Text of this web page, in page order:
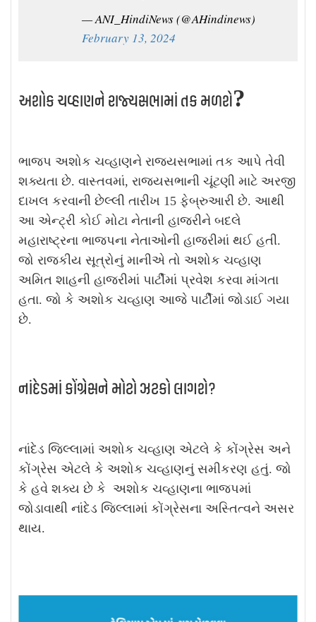
— ANI_HindiNews (@AHindinews)
February 13, 2024
અશોક ચવ્હાણને રાજ્યસભામાં તક મળશે?
ભાજપ અશોક ચવ્હાણને રાજ્યસભામાં તક આપે તેવી
શક્યતા છે. વાસ્તવમાં, રાજ્યસભાની ચૂંટણી માટે અરજી
દાખલ કરવાની છેલ્લી તારીખ 15 ફેબ્રુઆરી છે. આથી
આ એન્ટ્રી કોઈ મોટા નેતાની હાજરીને બદલે
મહારાષ્ટ્રના ભાજપના નેતાઓની હાજરીમાં થઈ હતી.
જો રાજકીય સૂત્રોનું માનીએ તો અશોક ચવ્હાણ
અમિત શાહની હાજરીમાં પાર્ટીમાં પ્રવેશ કરવા માંગતા
હતા. જો કે અશોક ચવ્હાણ આજે પાર્ટીમાં જોડાઈ ગયા
છે.
નાંદેડમાં કોંગ્રેસને મોટો ઝટકો લાગશે?
નાંદેડ જિલ્લામાં અશોક ચવ્હાણ એટલે કે કોંગ્રેસ અને
કોંગ્રેસ એટલે કે અશોક ચવ્હાણનું સમીકરણ હતું. જો
કે હવે શક્ય છે કે અશોક ચવ્હાણના ભાજપમાં
જોડાવાથી નાંદેડ જિલ્લામાં કોંગ્રેસના અસ્તિત્વને અસર
થાય.